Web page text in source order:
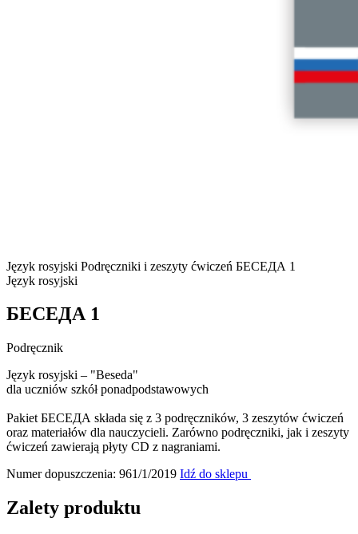
Język rosyjski Podręczniki i zeszyty ćwiczeń БЕСЕДА 1
Język rosyjski
БЕСЕДА 1
Podręcznik
Język rosyjski – "Beseda"
dla uczniów szkół ponadpodstawowych
Pakiet БЕСЕДА składa się z 3 podręczników, 3 zeszytów ćwiczeń
oraz materiałów dla nauczycieli. Zarówno podręczniki, jak i zeszyty
ćwiczeń zawierają płyty CD z nagraniami.
Numer dopuszczenia: 961/1/2019 Idź do sklepu
Zalety produktu